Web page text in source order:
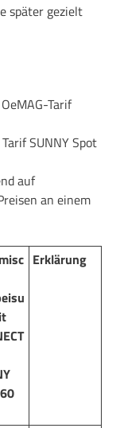
später gezielt
Tarif
TarifSUNNY Spot
auf
an einem
Erklärung